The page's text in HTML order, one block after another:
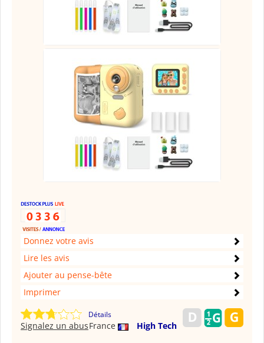
Donnez votre avis
Lire les avis
Ajouter au pense-bête
Imprimer
Détails
France High Tech
Signalez un abus